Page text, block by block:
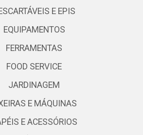
E EPIS
EQUIPAMENTOS
FERRAMENTAS
FOOD SERVICE
JARDINAGEM
E MÁQUINAS
E ACESSÓRIOS